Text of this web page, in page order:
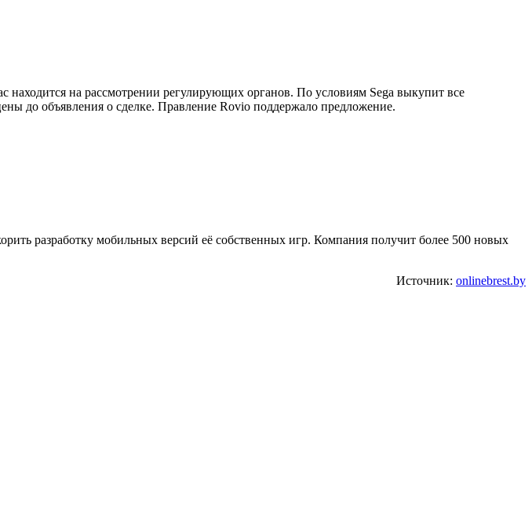
находится на рассмотрении регулирующих органов. По условиям Sega выкупит все
до объявления о сделке. Правление Rovio поддержало предложение.
разработку мобильных версий её собственных игр. Компания получит более 500 новых
Источник: onlinebrest.by